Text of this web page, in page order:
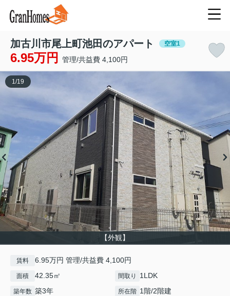
加古川市尾上町池田のアパート 空室1
6.95万円 管理/共益費 4,100円
【外観】
1 /19
賃料 6.95万円 管理/共益費 4,100円
面積 42.35㎡ 間取り 1LDK
築年数 築3年 所在階 1階/2階建